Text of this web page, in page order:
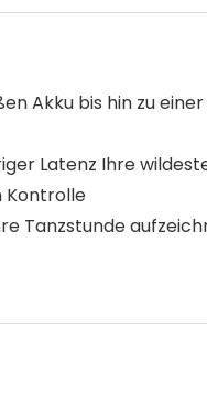
Akku bis hin zu
Latenz Ihre
Kontrolle
Tanzstunde